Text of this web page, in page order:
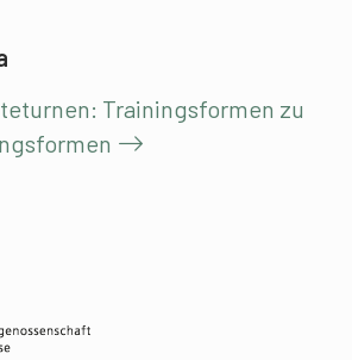
Trainingsformen zu